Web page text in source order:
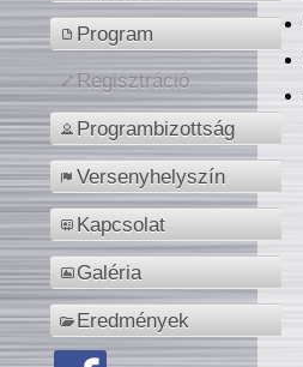
Program
Regisztráció
Programbizottság
Versenyhelyszín
Kapcsolat
Galéria
Eredmények